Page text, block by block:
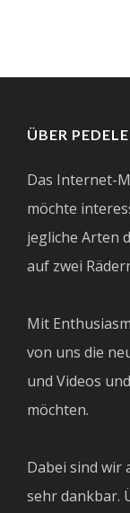
ÜBER
Das Internet-
möchte
jegliche Arten
auf zwei
Mit
von uns die
und Videos
möchten.
Dabei sind wir
sehr dankbar.